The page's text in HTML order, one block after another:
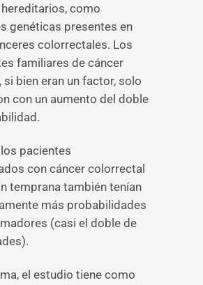
como
genéticas presentes en
colorrectales. Los
familiares de cáncer
bien eran un factor, solo
con un aumento del doble
pacientes
con cáncer colorrectal
temprana también tenían
más probabilidades
(casi el doble de
el estudio tiene como